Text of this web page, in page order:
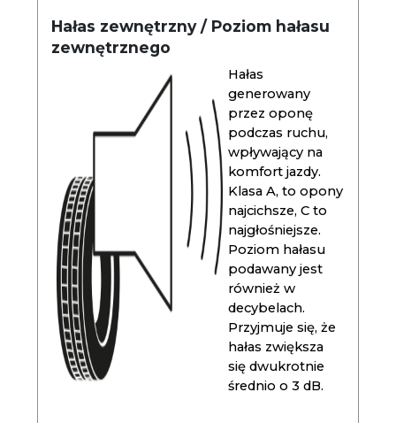
Hałas zewnętrzny / Poziom hałasu
zewnętrznego
Hałas
generowany
przez oponę
podczas ruchu,
wpływający na
komfort jazdy.
Klasa A, to opony
najcichsze, C to
najgłośniejsze.
Poziom hałasu
podawany jest
również w
decybelach.
Przyjmuje się, że
hałas zwiększa
się dwukrotnie
średnio o 3 dB.